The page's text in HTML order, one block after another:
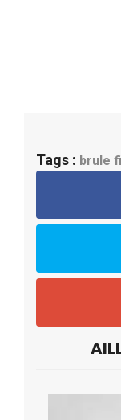
Tags : brule